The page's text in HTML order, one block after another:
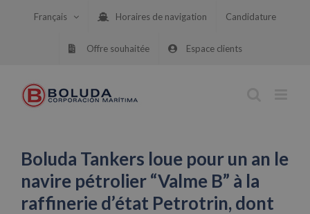
Français Horaires de navigation Candidature
Offre souhaitée Espace clients
Boluda Tankers loue pour un an le
navire pétrolier “Valme B” à la
raffinerie d’état Petrotrin, dont